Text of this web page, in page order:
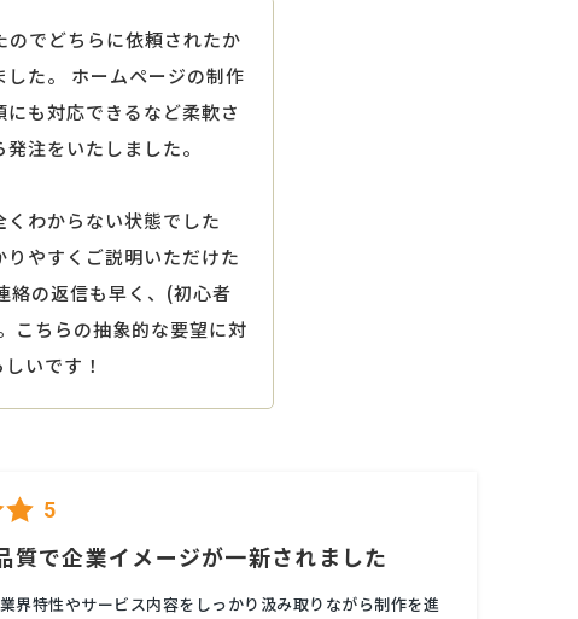
でどちらに依頼されたか
た。 ホームページの制作
も対応できるなど柔軟さ
注をいたしました。
わからない状態でした
やすくご説明いただけた
絡の返信も早く、(初心者
こちらの抽象的な要望に対
いです！
5
質で企業イメージが一新されました
界特性やサービス内容をしっかり汲み取りながら制作を進